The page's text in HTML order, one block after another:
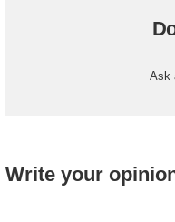
Ask
Write your